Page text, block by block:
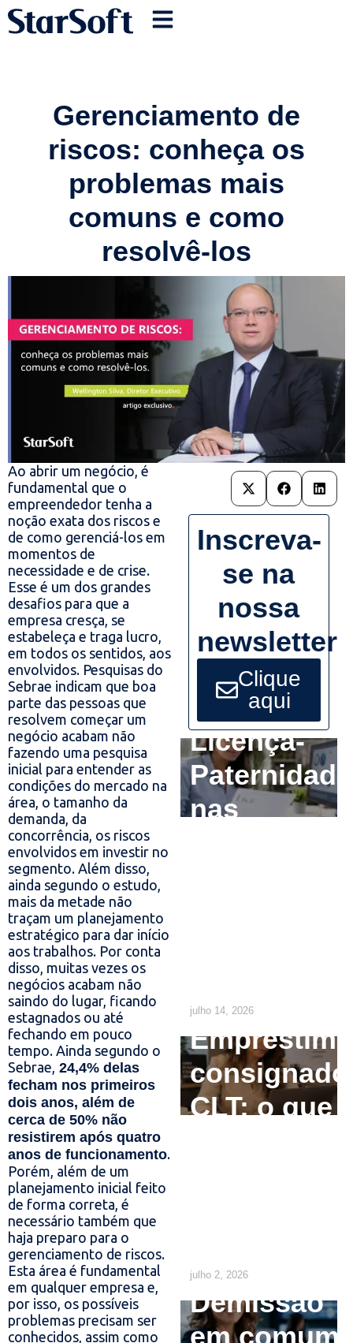
Gerenciamento de
riscos: conheça os
problemas mais
comuns e como
resolvê-los
Ao abrir um negócio, é
fundamental que o
empreendedor tenha a
noção exata dos riscos e
de como gerenciá-los em
momentos de
necessidade e de crise.
Esse é um dos grandes
desafios para que a
empresa cresça, se
estabeleça e traga lucro,
em todos os sentidos, aos
envolvidos. Pesquisas do
Sebrae indicam que boa
parte das pessoas que
resolvem começar um
negócio acabam não
fazendo uma pesquisa
inicial para entender as
condições do mercado na
área, o tamanho da
demanda, da
concorrência, os riscos
envolvidos em investir no
segmento. Além disso,
ainda segundo o estudo,
mais da metade não
traçam um planejamento
estratégico para dar início
aos trabalhos. Por conta
disso, muitas vezes os
negócios acabam não
saindo do lugar, ficando
estagnados ou até
fechando em pouco
tempo. Ainda segundo o
Sebrae, 24,4% delas
fecham nos primeiros
dois anos, além de
cerca de 50% não
resistirem após quatro
anos de funcionamento.
Porém, além de um
planejamento inicial feito
de forma correta, é
necessário também que
haja preparo para o
gerenciamento de riscos.
Esta área é fundamental
em qualquer empresa e,
por isso, os possíveis
problemas precisam ser
conhecidos, assim como
Inscreva-
se na
nossa
newsletter
Clique
aqui
Licença-
Paternidade
nas
julho 14, 2026
Empréstimo
consignado
CLT: o que
julho 2, 2026
Demissão
em comum